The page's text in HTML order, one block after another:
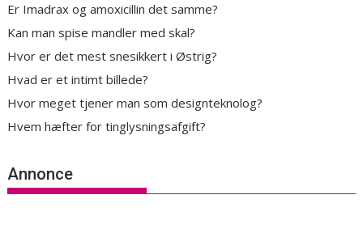
Er Imadrax og amoxicillin det samme?
Kan man spise mandler med skal?
Hvor er det mest snesikkert i Østrig?
Hvad er et intimt billede?
Hvor meget tjener man som designteknolog?
Hvem hæfter for tinglysningsafgift?
Annonce